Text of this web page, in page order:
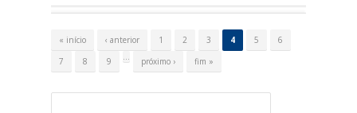
s
« início ‹ anterior 1 2 3 4 5
6
7
8 9 próximo › fim »